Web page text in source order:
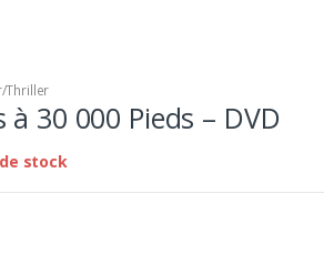
Thriller
30 000 Pieds – DVD
stock